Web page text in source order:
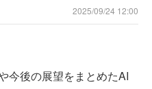
2025/09/24 12:00
今後の展望をまとめたAI